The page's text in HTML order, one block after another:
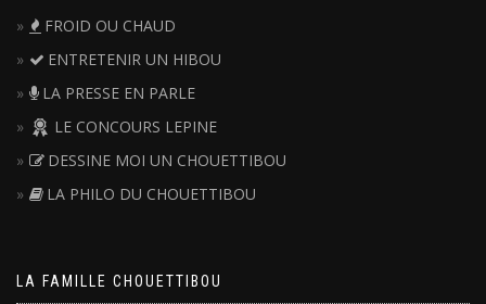
FROID OU CHAUD
ENTRETENIR UN HIBOU
LA PRESSE EN PARLE
LE CONCOURS LEPINE
DESSINE MOI UN CHOUETTIBOU
LA PHILO DU CHOUETTIBOU
LA FAMILLE CHOUETTIBOU